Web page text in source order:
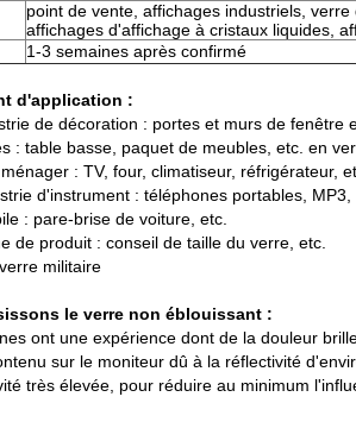
point de vente, affichages industriels, verre
affichages d'affichage à cristaux liquides,
1-3 semaines après confirmé
d'application :
de décoration : portes et murs de fenêtre
: table basse, paquet de meubles, etc. en
: TV, four, climatiseur, réfrigérateur,
d'instrument : téléphones portables,
: pare-brise de voiture, etc.
de produit : conseil de taille du verre, etc.
militaire
le verre non éblouissant :
ont une expérience dont de la douleur
sur le moniteur dû à la réflectivité
très élevée, pour réduire au minimum